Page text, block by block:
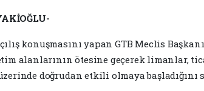
konuşmasını yapan GTB Meclis
alanlarının ötesine geçerek limanlar,
doğrudan etkili olmaya başladığını